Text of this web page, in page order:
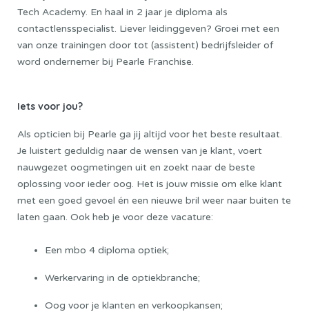
Tech Academy. En haal in 2 jaar je diploma als
contactlensspecialist. Liever leidinggeven? Groei met een
van onze trainingen door tot (assistent) bedrijfsleider of
word ondernemer bij Pearle Franchise.
Iets voor jou?
Als opticien bij Pearle ga jij altijd voor het beste resultaat.
Je luistert geduldig naar de wensen van je klant, voert
nauwgezet oogmetingen uit en zoekt naar de beste
oplossing voor ieder oog. Het is jouw missie om elke klant
met een goed gevoel én een nieuwe bril weer naar buiten te
laten gaan. Ook heb je voor deze vacature:
Een mbo 4 diploma optiek;
Werkervaring in de optiekbranche;
Oog voor je klanten en verkoopkansen;